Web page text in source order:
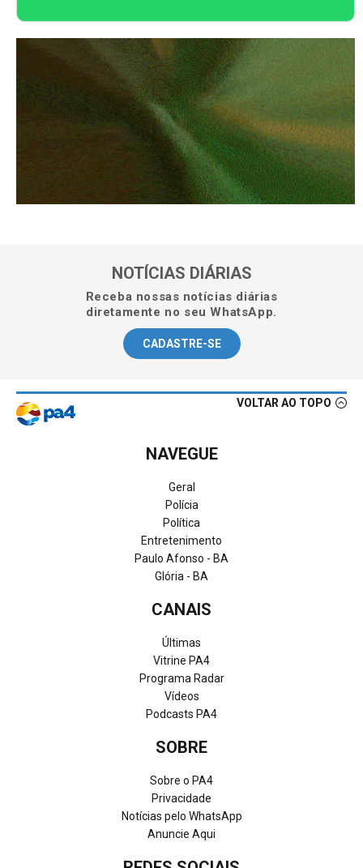
NOTÍCIAS DIÁRIAS
Receba nossas notícias diárias
diretamente no seu WhatsApp.
CADASTRE-SE
VOLTAR AO TOPO
NAVEGUE
Geral
Polícia
Política
Entretenimento
Paulo Afonso - BA
Glória - BA
CANAIS
Últimas
Vitrine PA4
Programa Radar
Vídeos
Podcasts PA4
SOBRE
Sobre o PA4
Privacidade
Notícias pelo WhatsApp
Anuncie Aqui